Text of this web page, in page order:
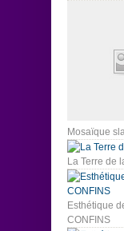
Mosaïque
La Terre de
Esthétique
CONFINS